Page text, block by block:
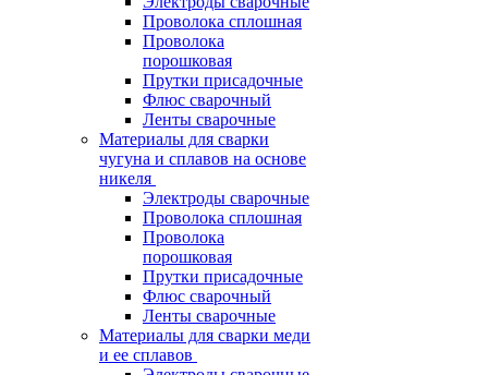
Проволока сплошная
Проволока
порошковая
Прутки присадочные
Флюс сварочный
Ленты сварочные
Материалы для сварки
чугуна и сплавов на основе
никеля
Электроды сварочные
Проволока сплошная
Проволока
порошковая
Прутки присадочные
Флюс сварочный
Ленты сварочные
Материалы для сварки меди
и ее сплавов